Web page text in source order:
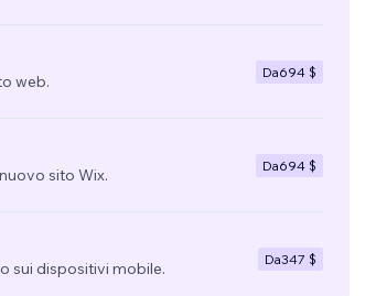
web.
Da694 $
sito Wix.
Da694 $
sui dispositivi mobile.
Da347 $